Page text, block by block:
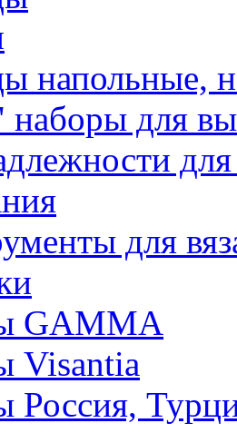
напольные,
для
для
GAMMA
Visantia
Россия,